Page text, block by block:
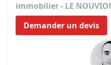
immobilier - LE
Demander un devis